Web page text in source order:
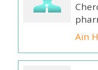
Aïn